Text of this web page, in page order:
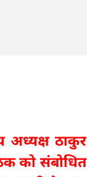
अध्यक्ष ठाकुर
को संबोधित